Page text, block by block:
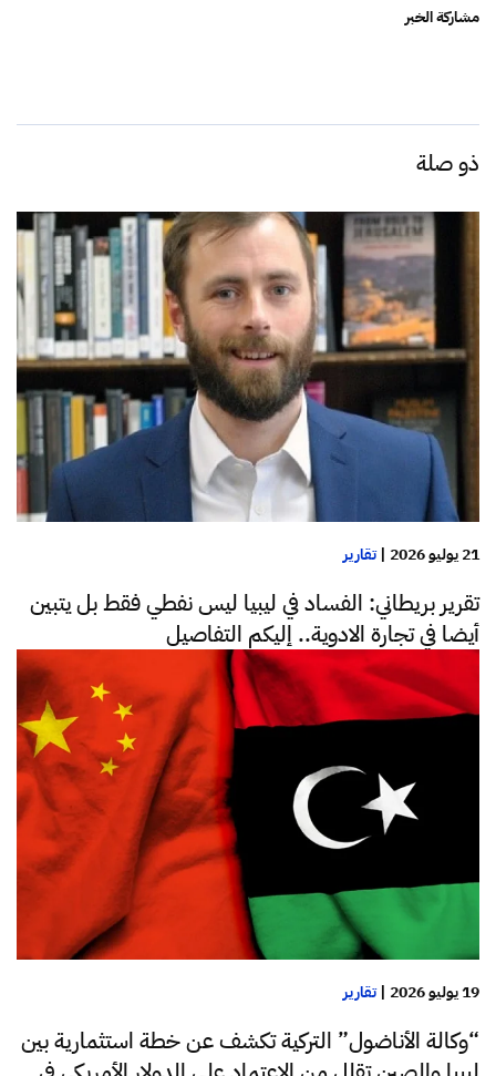
مشاركة الخبر
ذو صلة
21 يوليو 2026 |تقارير
تقرير بريطاني: الفساد في ليبيا ليس نفطي فقط بل يتبين
أيضا في تجارة الادوية.. إليكم التفاصيل
19 يوليو 2026 |تقارير
“وكالة الأناضول” التركية تكشف عن خطة استثمارية بين